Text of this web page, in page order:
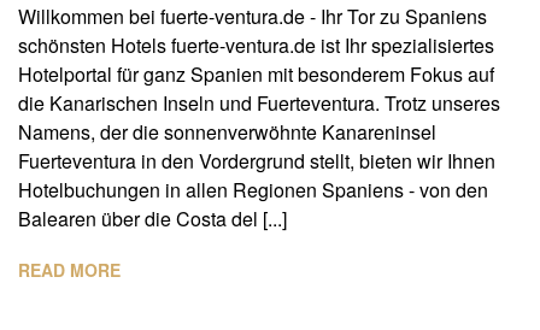
Willkommen bei fuerte-ventura.de - Ihr Tor zu Spaniens
schönsten Hotels fuerte-ventura.de ist Ihr spezialisiertes
Hotelportal für ganz Spanien mit besonderem Fokus auf
die Kanarischen Inseln und Fuerteventura. Trotz unseres
Namens, der die sonnenverwöhnte Kanareninsel
Fuerteventura in den Vordergrund stellt, bieten wir Ihnen
Hotelbuchungen in allen Regionen Spaniens - von den
Balearen über die Costa del [...]
READ MORE